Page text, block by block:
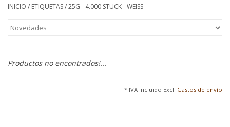
INICIO / ETIQUETAS/25G - 4.000 STÜCK - WEISS
Productos no encontrados!...
* IVA incluido Excl. Gastos de envío